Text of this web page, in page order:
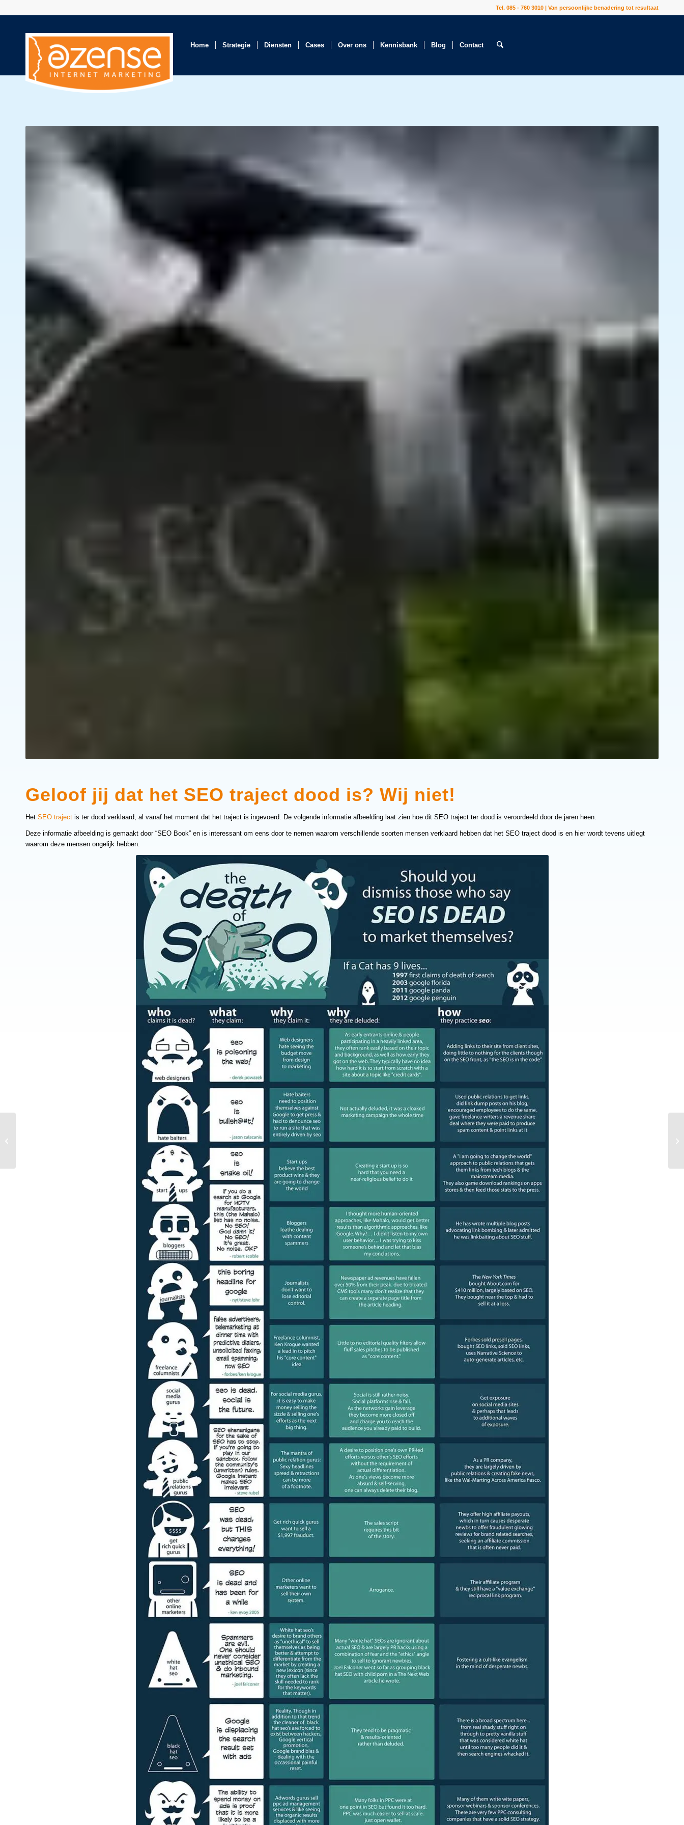
Tel. 085 - 760 3010 | Van persoonlijke benadering tot resultaat
Home Strategie Diensten Cases Over ons Kennisbank Blog Contact
Geloof jij dat het SEO traject dood is? Wij niet!
Het SEO traject is ter dood verklaard, al vanaf het moment dat het traject is ingevoerd. De volgende informatie afbeelding laat zien hoe dit SEO traject ter dood is veroordeeld door de jaren heen.
Deze informatie afbeelding is gemaakt door “SEO Book” en is interessant om eens door te nemen waarom verschillende soorten mensen verklaard hebben dat het SEO traject dood is en hier wordt tevens uitlegt
waarom deze mensen ongelijk hebben.